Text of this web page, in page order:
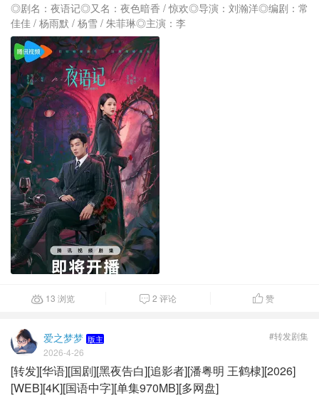
◎剧名：夜语记◎又名：夜色暗香 / 惊欢◎导演：刘瀚洋◎编剧：常
佳佳 / 杨雨默 / 杨雪 / 朱菲琳◎主演：李
13 浏览  2 评论 赞
爱之梦梦 版主
2026-4-26
#转发剧集
[转发][华语][国剧][黑夜告白][追影者][潘粤明 王鹤棣][2026]
[WEB][4K][国语中字][单集970MB][多网盘]